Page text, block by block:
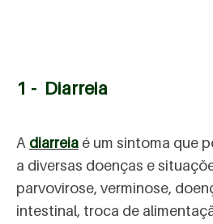
1 - Diarreia
A diarreia é um sintoma que
a diversas doenças e
parvovirose, verminose,
intestinal, troca de